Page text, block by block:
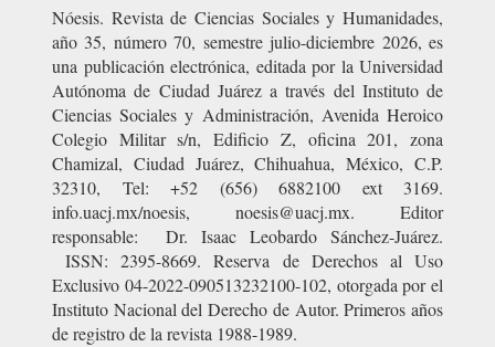
Nóesis. Revista de Ciencias Sociales y Humanidades,
año 35, número 70, semestre julio-diciembre 2026, es
una publicación electrónica, editada por la Universidad
Autónoma de Ciudad Juárez a través del Instituto de
Ciencias Sociales y Administración, Avenida Heroico
Colegio Militar s/n, Edificio Z, oficina 201, zona
Chamizal, Ciudad Juárez, Chihuahua, México, C.P.
32310, Tel: +52 (656) 6882100 ext 3169.
info.uacj.mx/noesis, noesis@uacj.mx. Editor
responsable: Dr. Isaac Leobardo Sánchez-Juárez.
ISSN: 2395-8669. Reserva de Derechos al Uso
Exclusivo 04-2022-090513232100-102, otorgada por el
Instituto Nacional del Derecho de Autor. Primeros años
de registro de la revista 1988-1989.